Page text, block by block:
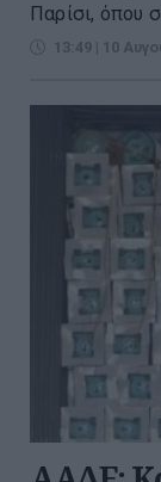
Παρίσι, όπου
13:49 | 10